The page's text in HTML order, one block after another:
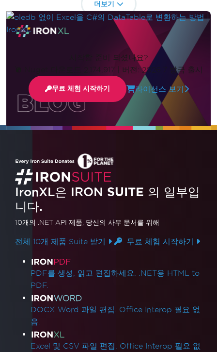
oledb 없이 Excel을 C#의 DataTable로
변환하는 방법 | IronXL
OLEDB를 사용하지 않고 Excel 파일을 C#의
DataTable로 변환하는 방법을 알아보세요. 이 비디
오 튜토리얼은 IronXL 사용하여 Excel 데이터를
높이고 코드를 간소화하는 과정을 안내합니다.
더 읽어보기
더보기
시작할 준비 되셨나요?
Nuget 다운로드 2,174,917
버전: 2026.7 방금 출시
무료 체험 시작하기 라이선스 보기
IronXL은 IRON SUITE 의 일부입
니다.
10개의 .NET API 제품, 당신의 사무 문서를 위해
전체 10개 제품 Suite 받기 무료 체험 시작하기
제품 링크
PDF를 생성, 읽고 편집하세요. .NET용 HTML to
PDF.
DOCX Word 파일 편집. Office Interop 필요 없
음.
Excel 및 CSV 파일 편집. Office Interop 필요 없